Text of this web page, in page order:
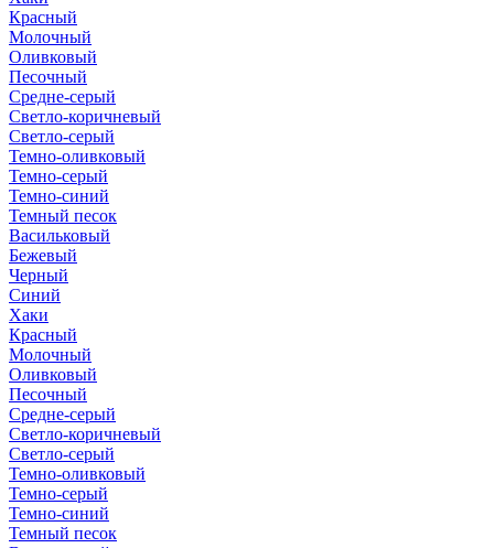
Красный
Молочный
Оливковый
Песочный
Средне-серый
Светло-коричневый
Светло-серый
Темно-оливковый
Темно-серый
Темно-синий
Темный песок
Васильковый
Бежевый
Черный
Синий
Хаки
Красный
Молочный
Оливковый
Песочный
Средне-серый
Светло-коричневый
Светло-серый
Темно-оливковый
Темно-серый
Темно-синий
Темный песок